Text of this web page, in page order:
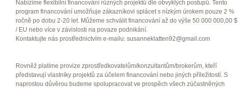
Nabízíme flexibilní financování různých projektů dle obvyklých postupů. Tento
program financování umožňuje zákazníkovi splácet s nízkým úrokem pouze 2 %
ročně po dobu 2-20 let. Můžeme schválit financování až do výše 50 000 000,00 $
/ EU nebo více v závislosti na povaze podnikání.
Kontaktujte nás prostřednictvím e-mailu: susanneklatten92@gmail.com
Rovněž platíme provize zprostředkovatelům/konzultantům/brokerům, kteří
představují vlastníky projektů za účelem financování nebo jiných příležitostí. S
naprostou důvěrou budeme spolupracovat ve prospěch všech zúčastněných